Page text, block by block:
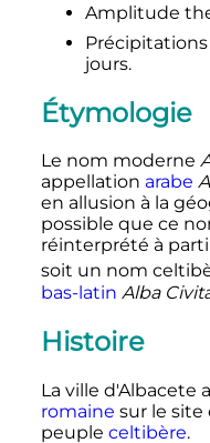
Amplitude
Précipitations
jours.
Étymologie
Le nom moderne
appellation arabe
en allusion à la
possible que ce
réinterprété à
soit un nom
bas-latin Alba
Histoire
La ville d'Albacete
romaine sur le site
peuple celtibère.